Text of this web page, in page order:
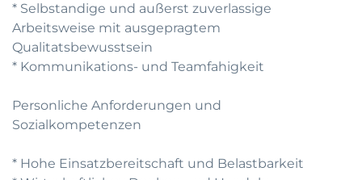
* Selbstandige und außerst zuverlassige
Arbeitsweise mit ausgepragtem
Qualitatsbewusstsein
* Kommunikations- und Teamfahigkeit
Personliche Anforderungen und
Sozialkompetenzen
* Hohe Einsatzbereitschaft und Belastbarkeit